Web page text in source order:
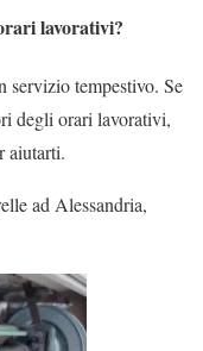
lavorativi?
servizio tempestivo. Se
degli orari lavorativi,
aiutarti.
ad Alessandria,